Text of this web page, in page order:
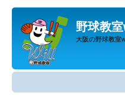
野球教
大阪の野球教室